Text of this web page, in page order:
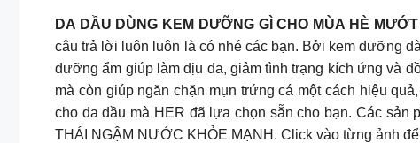
DA DẦU DÙNG KEM DƯỠNG GÌ CHO MÙA HÈ MƯỚT
câu trả lời luôn luôn là có nhé các bạn. Bởi kem dưỡng
dưỡng ẩm giúp làm dịu da, giảm tình trạng kích ứng và
mà còn giúp ngăn chặn mụn trứng cá một cách hiệu
cho da dầu mà HER đã lựa chọn sẵn cho bạn. Các sản
THÁI NGẬM NƯỚC KHỎE MẠNH. Click vào từng ảnh